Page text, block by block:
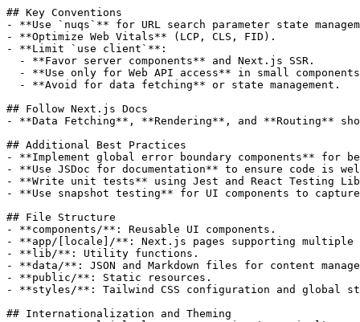
## Key Conventions
- **Use `nuqs`** for URL search parameter state
- **Optimize Web Vitals** (LCP, CLS, FID).
- **Limit `use client`**:
  - **Favor server components** and Next.js SSR.
- **Use only for Web API access** in small
  - **Avoid for data fetching** or state management.
## Follow Next.js Docs
- **Data Fetching**, **Rendering**, and **Routing**
## Additional Best Practices
- **Implement global error boundary components** for
- **Use JSDoc for documentation** to ensure code is
- **Write unit tests** using Jest and React Testing
- **Use snapshot testing** for UI components to capture
## File Structure
- **components/**: Reusable UI components.
- **app/[locale]/**: Next.js pages supporting multiple
- **lib/**: Utility functions.
- **data/**: JSON and Markdown files for content
- **public/**: Static resources.
- **styles/**: Tailwind CSS configuration and global
## Internationalization and Theming